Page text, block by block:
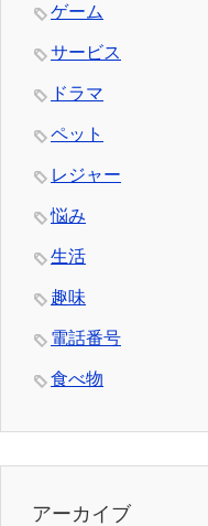
ゲーム
サービス
ドラマ
ペット
レジャー
悩み
生活
趣味
電話番号
食べ物
アーカイブ